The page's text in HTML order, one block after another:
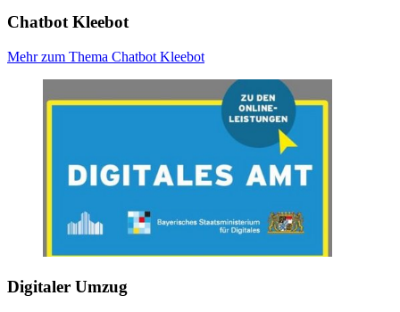
Chatbot Kleebot
Mehr zum Thema Chatbot Kleebot
Digitaler Umzug